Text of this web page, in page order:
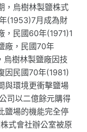
，烏樹林製鹽株式
(1953)7月成為財
，民國60年(1971)1
廠，民國70年
烏樹林製鹽廠因技
因民國70年(1981)
與環境更衝擊鹽場
司以二億餘元購得
鹽場的機能完全停
式會社辦公室被原